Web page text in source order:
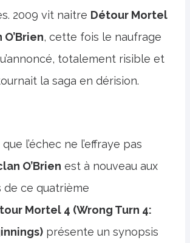
2009 vit naitre Détour Mortel
, cette fois le naufrage
totalement risible et
la saga en dérision.
l’échec ne l’effraye pas
O’Brien est à nouveau aux
de ce quatrième
Mortel 4 (Wrong Turn 4:
présente un synopsis